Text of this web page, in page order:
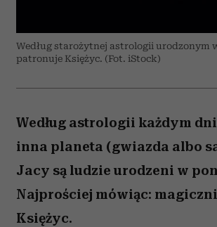
Według starożytnej astrologii urodzonym
patronuje Księżyc. (Fot. iStock)
Według astrologii każdym
inna planeta (gwiazda albo
Jacy są ludzie urodzeni w
Najprościej mówiąc:
Księżyc.